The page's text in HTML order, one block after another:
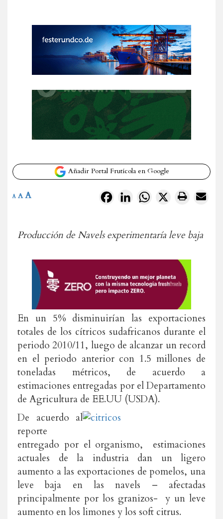
Añadir Portal Frutícola en Google
FacebookLinkedInWhatsApp
X
A A A
Producción de Navels experimentaría leve baja
En un 5% disminuirían las exportaciones
totales de los cítricos sudafricanos durante el
periodo 2010/11, luego de alcanzar un record
en el periodo anterior con 1.5 millones de
toneladas métricos, de acuerdo a
estimaciones entregadas por el Departamento
de Agricultura de EE.UU (USDA).
De acuerdo al
reporte
entregado por el organismo, estimaciones
actuales de la industria dan un ligero
aumento a las exportaciones de pomelos, una
leve baja en las navels – afectadas
principalmente por los granizos- y un leve
aumento en los limones y los soft citrus.